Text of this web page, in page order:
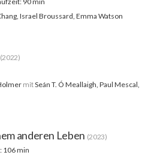
Israel Broussard, Emma Watson
(2022)
mitSeán T. Ó Meallaigh, Paul Mescal,
anderen Leben (2023)
106 min